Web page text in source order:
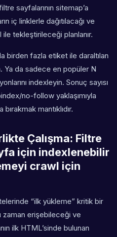
sayfalarının sitemap’a
iç linklerle dağıtılacağı ve
tekleştirileceği planlanır.
birden fazla etiket ile daraltılan
Ya da sadece en popüler N
indexleyin. Sonuç sayısı
no-follow yaklaşımıyla
mantıklıdır.
Çalışma: Filtre
için indexlenebilir
crawl için
“ilk yükleme” kritik bir
zaman erişebileceği ve
ilk HTML’sinde bulunan